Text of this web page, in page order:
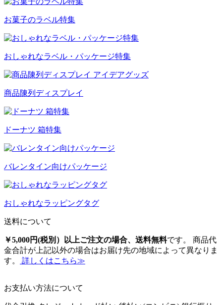
お菓子のラベル特集
おしゃれなラベル・パッケージ特集
商品陳列ディスプレイ
ドーナツ 箱特集
バレンタイン向けパッケージ
おしゃれなラッピングタグ
送料について
￥5,000円(税別）以上ご注文の場合、送料無料です。 商品代
金合計が上記以外の場合はお届け先の地域によって異なりま
す。
詳しくはこちら≫
お支払い方法について